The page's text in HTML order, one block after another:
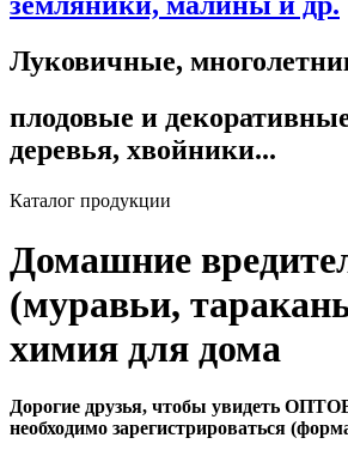
Луковичные,
плодовые и
деревья, хвойники...
Каталог продукции
Домашние
(муравьи,
химия для дома
Дорогие друзья, чтобы увидеть
необходимо зарегистрироваться